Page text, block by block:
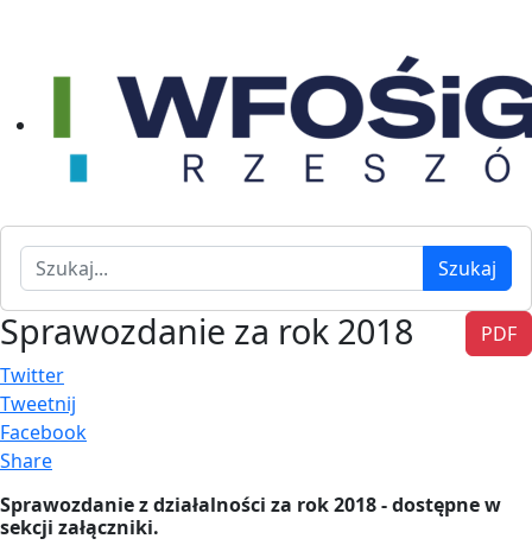
Szukaj Szukaj
PDF
Sprawozdanie za rok 2018
Twitter
Tweetnij
Facebook
Share
Sprawozdanie z działalności za rok 2018 - dostępne w
sekcji załączniki.